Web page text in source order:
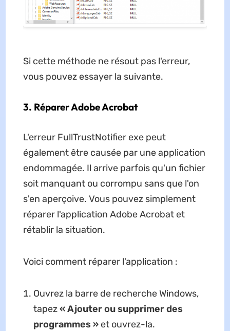
Si cette méthode ne résout pas l'erreur,
vous pouvez essayer la suivante.
3. Réparer Adobe Acrobat
L'erreur FullTrustNotifier exe peut
également être causée par une application
endommagée. Il arrive parfois qu'un fichier
soit manquant ou corrompu sans que l'on
s'en aperçoive. Vous pouvez simplement
réparer l'application Adobe Acrobat et
rétablir la situation.
Voici comment réparer l'application :
Ouvrez la barre de recherche Windows,
tapez« Ajouter ou supprimer des
programmes »et ouvrez-la.